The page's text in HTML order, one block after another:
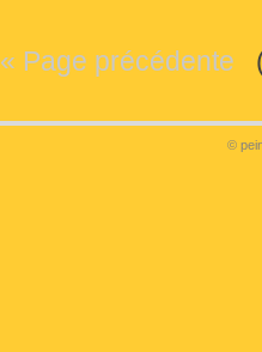
« Page précédente
©